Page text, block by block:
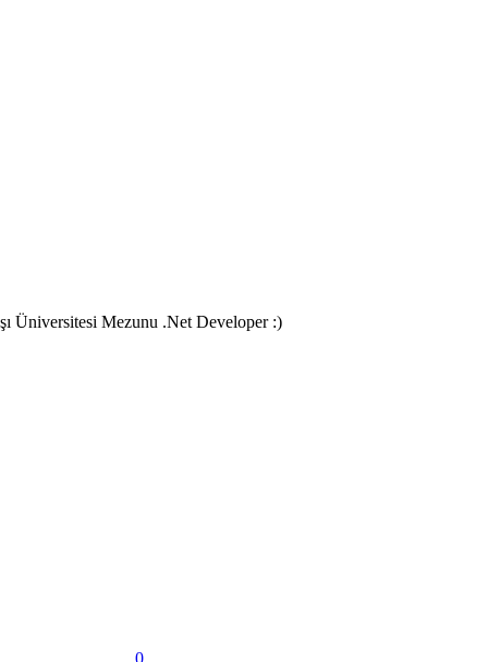
Üniversitesi Mezunu .Net Developer :)